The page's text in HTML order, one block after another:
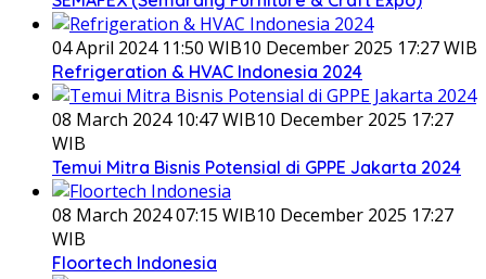
04 April 2024 11:50 WIB10 December 2025 17:27 WIB
Refrigeration & HVAC Indonesia 2024
08 March 2024 10:47 WIB10 December 2025 17:27
WIB
Temui Mitra Bisnis Potensial di GPPE Jakarta 2024
08 March 2024 07:15 WIB10 December 2025 17:27
WIB
Floortech Indonesia